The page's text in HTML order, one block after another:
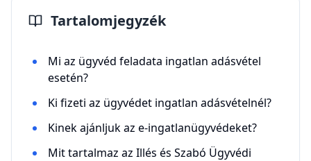
Tartalomjegyzék
Mi az ügyvéd feladata ingatlan adásvétel
esetén?
Ki fizeti az ügyvédet ingatlan adásvételnél?
Kinek ajánljuk az e-ingatlanügyvédeket?
Mit tartalmaz az Illés és Szabó Ügyvédi